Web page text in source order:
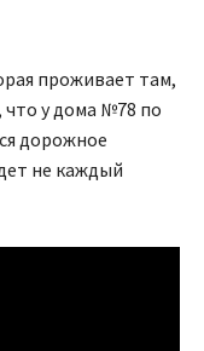
проживает там,
у дома №78 по
дорожное
не каждый